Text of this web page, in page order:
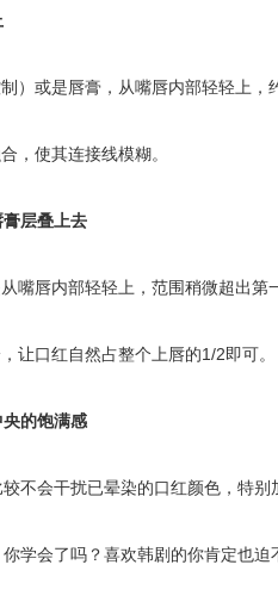
或是唇膏，从嘴唇内部轻轻上，
，使其连接线模糊。
层叠上去
嘴唇内部轻轻上，范围稍微超出第
口红自然占整个上唇的1/2即可。
的饱满感
不会干扰已晕染的口红颜色，特别
学会了吗？喜欢韩剧的你肯定也迫